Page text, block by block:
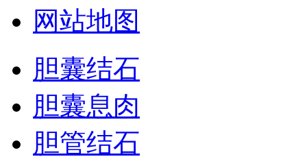
网站地图
胆囊结石
胆囊息肉
胆管结石